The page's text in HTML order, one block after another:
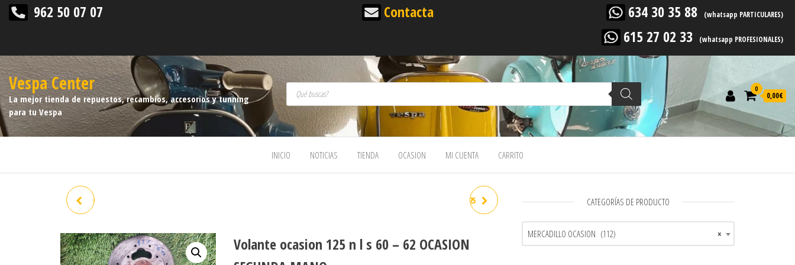
962 50 07 07 Contacta 634 30 35 88 (whatsapp PARTICULARES)
615 27 02 33 (whatsapp PROFESIONALES)
Vespa Center
La mejor tienda de repuestos, recambios, accesorios y tunning
para tu Vespa
Búsqueda de productos 0
0,00€
INICIO NOTICIAS TIENDA OCASION MI CUENTA CARRITO
CARTER COMPLETO VESPA
SEGUNDA MANO
ESCAPE VESPA SUPER 75/125
Volante ocasion 125 n l s 60 – 62 OCASION
CATEGORÍAS DE PRODUCTO
×
MERCADILLO OCASION (112)